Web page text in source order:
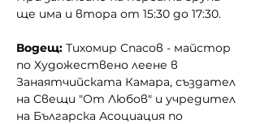
ще има и втора от 15:30 до 17:30.
Водещ: Тихомир Спасов - майстор
по Художествено леене в
Занаятчийската Камара, създател
на Свещи "От Любов" и учредител
на Българска Асоциация по